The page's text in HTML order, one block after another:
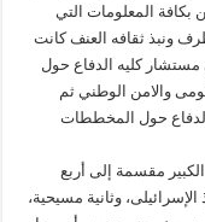
بكافة المعلومات التي
ونبذ ثقافه العنف كانت
كليه الدفاع حول
والامن الوطني ثم
حول المخططات
مقسمة إلى أربع
وثانية مسيحية،